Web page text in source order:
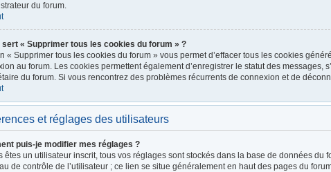
du forum.
sert « Supprimer tous les cookies du forum » ?
« Supprimer tous les cookies du forum » vous permet d’effacer tous les cookies
au forum. Les cookies permettent également d’enregistrer le statut des messages,
du forum. Si vous rencontrez des problèmes récurrents de connexion et de
et réglages des utilisateurs
puis-je modifier mes réglages ?
êtes un utilisateur inscrit, tous vos réglages sont stockés dans la base de données du
de contrôle de l’utilisateur ; ce lien se situe généralement en haut des pages du